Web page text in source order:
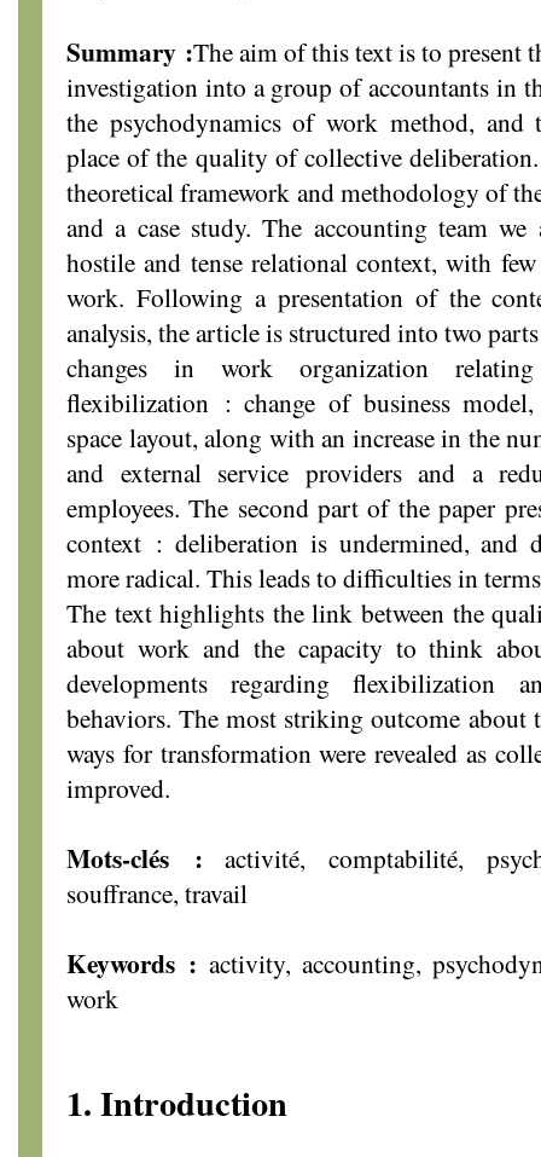
Summary :The aim of this text is to present
investigation into a group of accountants in
the psychodynamics of work method,
place of the quality of collective
theoretical framework and methodology of
and a case study. The accounting team
hostile and tense relational context, with
work. Following a presentation of the
analysis, the article is structured into two
changes in work organization
flexibilization : change of business model,
space layout, along with an increase in the
and external service providers and a
employees. The second part of the paper
context : deliberation is undermined, and
more radical. This leads to difficulties in
The text highlights the link between the
about work and the capacity to think
developments regarding flexibilization
behaviors. The most striking outcome about
ways for transformation were revealed as
improved.
Mots-clés :activité, comptabilité,
souffrance, travail
Keywords : activity, accounting,
work
1. Introduction